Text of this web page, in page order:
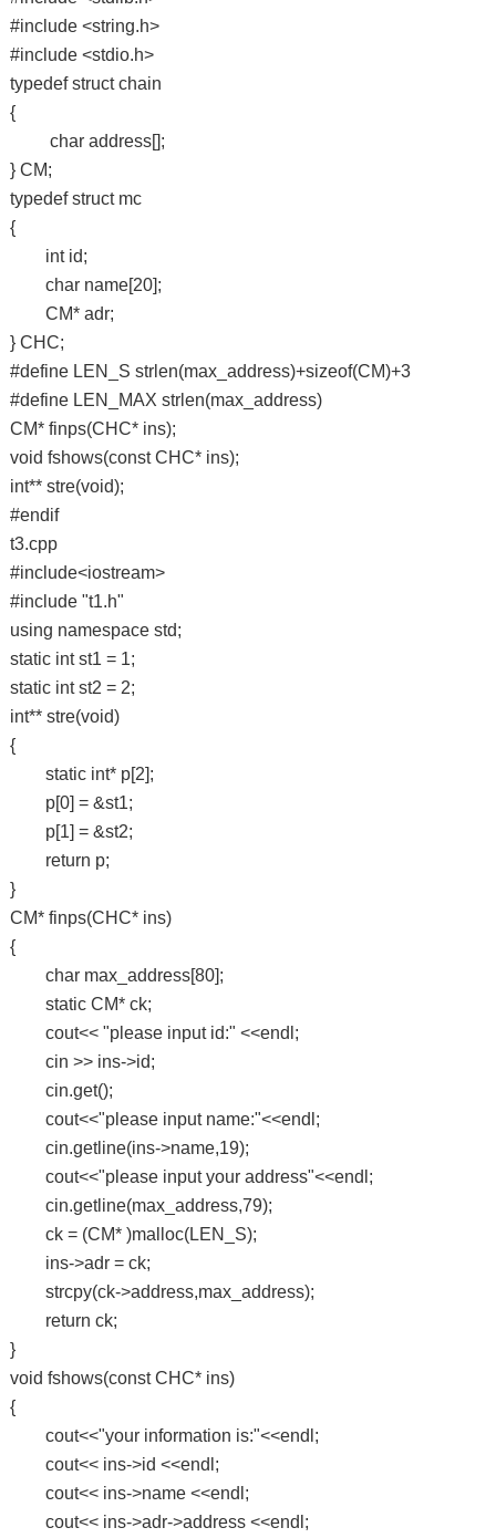
#include <string.h>
#include <stdio.h>
typedef struct chain
{
char address[];
} CM;
typedef struct mc
{
int id;
char name[20];
CM* adr;
} CHC;
#define LEN_S strlen(max_address)+sizeof(CM)+3
#define LEN_MAX strlen(max_address)
CM* finps(CHC* ins);
void fshows(const CHC* ins);
int** stre(void);
#endif
t3.cpp
#include<iostream>
#include "t1.h"
using namespace std;
static int st1 = 1;
static int st2 = 2;
int** stre(void)
{
static int* p[2];
p[0] = &st1;
p[1] = &st2;
return p;
}
CM* finps(CHC* ins)
{
char max_address[80];
static CM* ck;
cout<< "please input id:" <<endl;
cin >> ins->id;
cin.get();
cout<<"please input name:"<<endl;
cin.getline(ins->name,19);
cout<<"please input your address"<<endl;
cin.getline(max_address,79);
ck = (CM* )malloc(LEN_S);
ins->adr = ck;
strcpy(ck->address,max_address);
return ck;
}
void fshows(const CHC* ins)
{
cout<<"your information is:"<<endl;
cout<< ins->id <<endl;
cout<< ins->name <<endl;
cout<< ins->adr->address <<endl;